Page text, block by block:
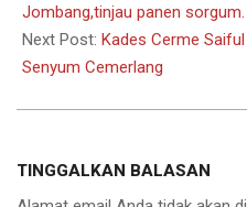
16
Jombang,tinjau panen sorgum.
Next Post: Kades Cerme
Senyum Cemerlang
TINGGALKAN BALASAN